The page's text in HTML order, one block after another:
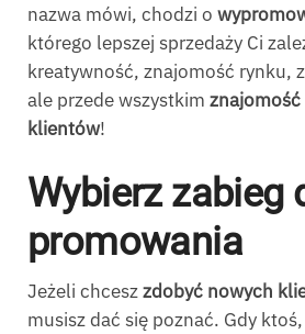
nazwa mówi, chodzi o
którego lepszej sprzedaży Ci
kreatywność, znajomość rynku,
ale przede wszystkim
klientów!
Wybierz zabieg
promowania
Jeżeli chceszzdobyć nowych
musisz dać się poznać. Gdy